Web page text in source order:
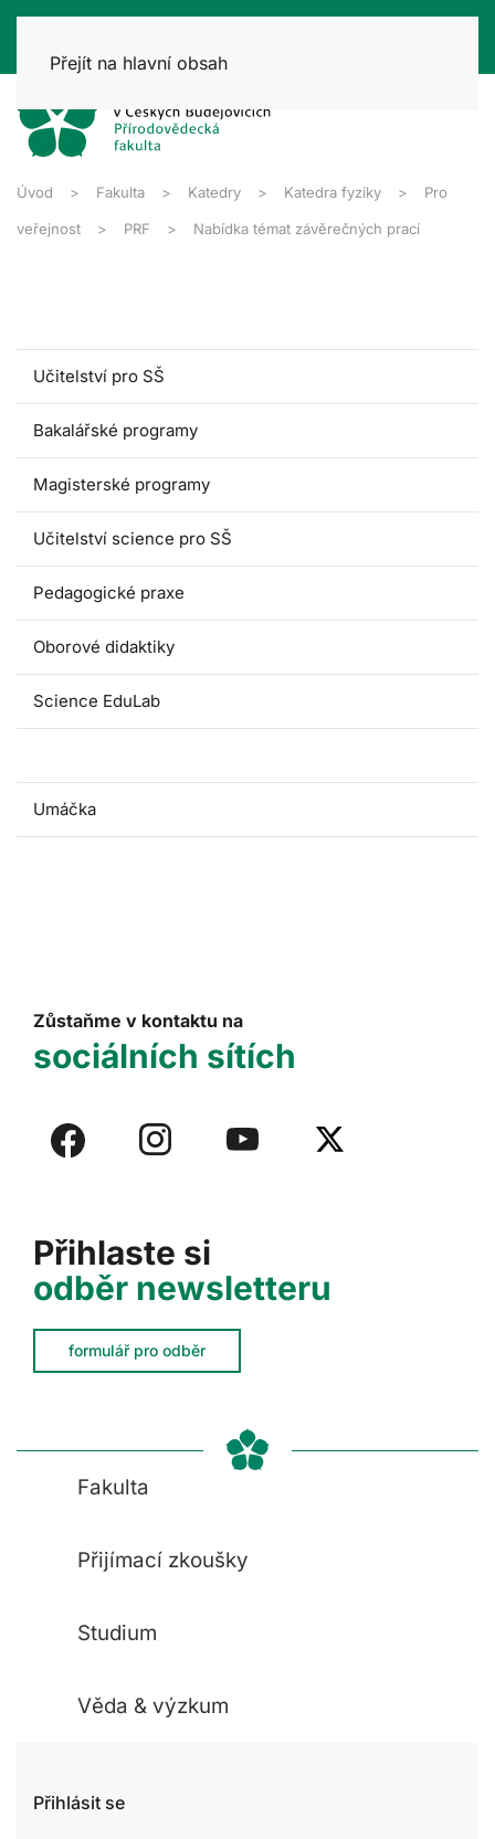
Přejít na hlavní obsah
Úvod Fakulta Katedry Katedra fyziky Pro
veřejnost PRF Nabídka témat závěrečných prací
Učitelství pro SŠ
Bakalářské programy
Magisterské programy
Učitelství science pro SŠ
Pedagogické praxe
Oborové didaktiky
Science EduLab
Umáčka
Přihlaste si
odběr newsletteru
formulář pro odběr
Zůstaňme v kontaktu na
sociálních sítích
Fakulta
Přijímací zkoušky
Studium
Věda & výzkum
Přihlásit se